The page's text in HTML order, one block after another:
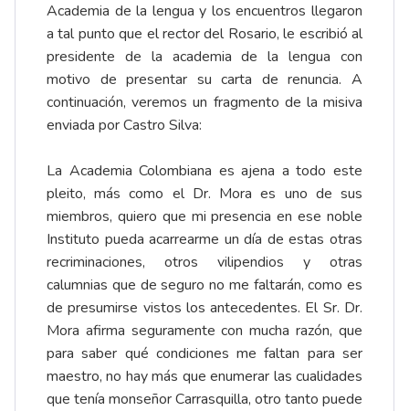
Academia de la lengua y los encuentros llegaron
a tal punto que el rector del Rosario, le escribió al
presidente de la academia de la lengua con
motivo de presentar su carta de renuncia. A
continuación, veremos un fragmento de la misiva
enviada por Castro Silva:
La Academia Colombiana es ajena a todo este
pleito, más como el Dr. Mora es uno de sus
miembros, quiero que mi presencia en ese noble
Instituto pueda acarrearme un día de estas otras
recriminaciones, otros vilipendios y otras
calumnias que de seguro no me faltarán, como es
de presumirse vistos los antecedentes. El Sr. Dr.
Mora afirma seguramente con mucha razón, que
para saber qué condiciones me faltan para ser
maestro, no hay más que enumerar las cualidades
que tenía monseñor Carrasquilla, otro tanto puede